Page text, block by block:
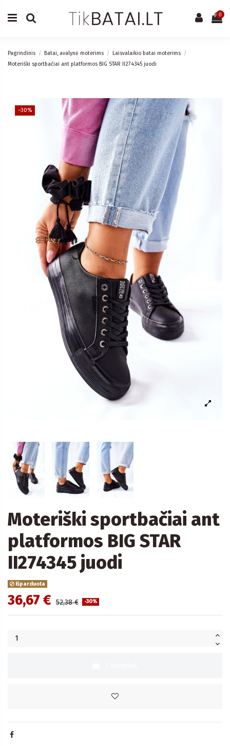
0
Pagrindinis Batai, avalynė moterims
Laisvalaikio batai moterims
Moteriški sportbačiai ant platformos BIG STAR II274345 juodi
−30%
Moteriški sportbačiai ant
platformos BIG STAR
II274345 juodi
Išparduota
36,67 € 52,38 € -30%